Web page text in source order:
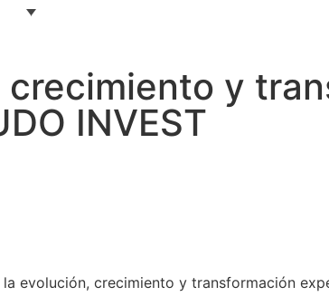
crecimiento y
INVEST
evolución, crecimiento y transformación